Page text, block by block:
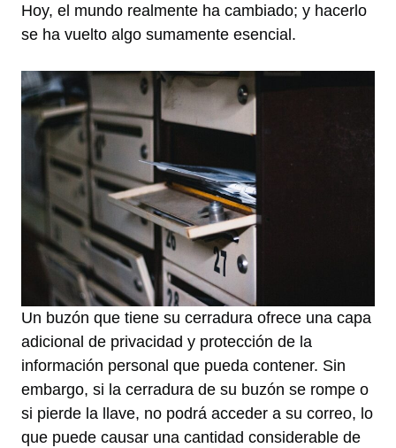
Hoy, el mundo realmente ha cambiado; y hacerlo
se ha vuelto algo sumamente esencial.
Un buzón que tiene su cerradura ofrece una capa
adicional de privacidad y protección de la
información personal que pueda contener. Sin
embargo, si la cerradura de su buzón se rompe o
si pierde la llave, no podrá acceder a su correo, lo
que puede causar una cantidad considerable de